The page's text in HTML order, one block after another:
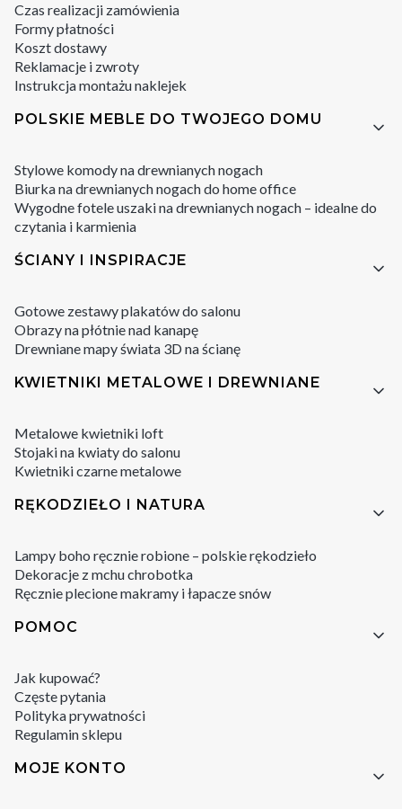
Czas realizacji zamówienia
Formy płatności
Koszt dostawy
Reklamacje i zwroty
Instrukcja montażu naklejek
POLSKIE MEBLE DO TWOJEGO DOMU
Stylowe komody na drewnianych nogach
Biurka na drewnianych nogach do home office
Wygodne fotele uszaki na drewnianych nogach – idealne do
czytania i karmienia
ŚCIANY I INSPIRACJE
Gotowe zestawy plakatów do salonu
Obrazy na płótnie nad kanapę
Drewniane mapy świata 3D na ścianę
KWIETNIKI METALOWE I DREWNIANE
Metalowe kwietniki loft
Stojaki na kwiaty do salonu
Kwietniki czarne metalowe
RĘKODZIEŁO I NATURA
Lampy boho ręcznie robione – polskie rękodzieło
Dekoracje z mchu chrobotka
Ręcznie plecione makramy i łapacze snów
POMOC
Jak kupować?
Częste pytania
Polityka prywatności
Regulamin sklepu
MOJE KONTO